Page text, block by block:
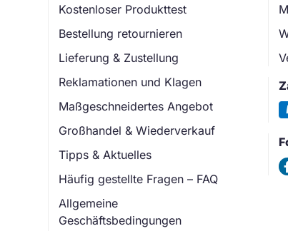
Kostenloser Produkttest
Bestellung retournieren
Lieferung & Zustellung
Reklamationen und Klagen
Maßgeschneidertes Angebot
Großhandel & Wiederverkauf
Tipps & Aktuelles
Häufig gestellte Fragen – FAQ
Allgemeine
Geschäftsbedingungen